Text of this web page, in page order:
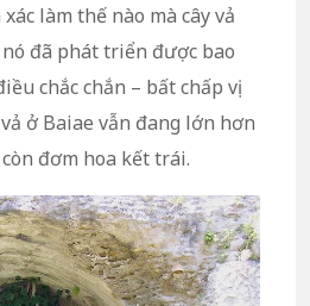
làm thế nào mà cây vả
nó đã phát triển được bao
chắc chắn – bất chấp vị
ở Baiae vẫn đang lớn hơn
đơm hoa kết trái.